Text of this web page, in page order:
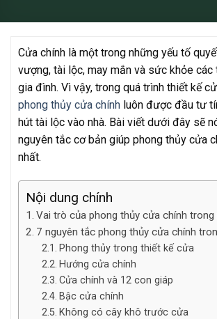
Cửa chính là một trong những yếu tố
vượng, tài lộc, may mắn và sức khỏe các
gia đình. Vì vậy, trong quá trình thiết kế
phong thủy cửa chính luôn được đầu tư
hút tài lộc vào nhà. Bài viết dưới đây sẽ
nguyên tắc cơ bản giúp phong thủy cửa
nhất.
Nội dung chính
Vai trò của phong thủy cửa chính trong
7 nguyên tắc phong thủy cửa chính
Phong thủy trong thiết kế cửa
Hướng cửa chính
Cửa chính và 12 con giáp
Bậc cửa chính
Không có cây khô trước cửa